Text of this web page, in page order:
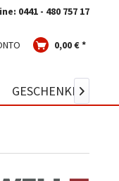
0441 - 480 757 17
0,00 € *
GESCHENKIDEEN
